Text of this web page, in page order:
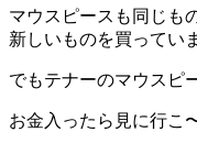
マウスピースも同じも
新しいものを買ってい
でもテナーのマウスピ
お金入ったら見に行こ